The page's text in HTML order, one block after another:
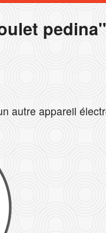
pedina"
autre appareil